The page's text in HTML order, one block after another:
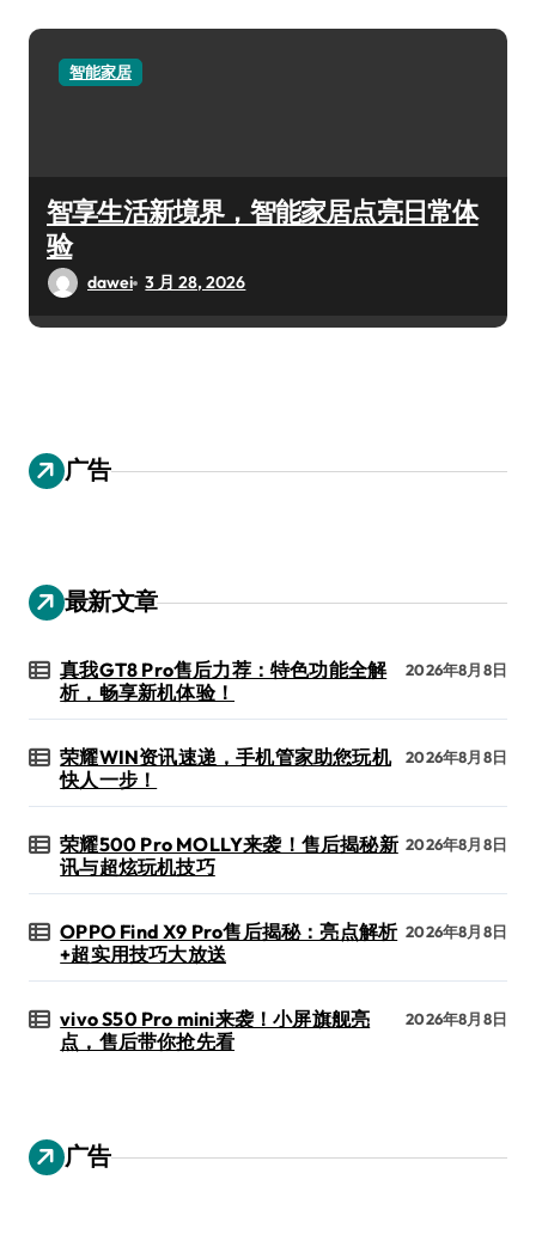
智能家居
智享生活新境界，智能家居点亮日常体
验
dawei 3 月 28, 2026
广告
最新文章
真我GT8 Pro售后力荐：特色功能全解
析，畅享新机体验！
2026年8月8日
荣耀WIN资讯速递，手机管家助您玩机
快人一步！
2026年8月8日
荣耀500 Pro MOLLY来袭！售后揭秘新
讯与超炫玩机技巧
2026年8月8日
OPPO Find X9 Pro售后揭秘：亮点解析
+超实用技巧大放送
2026年8月8日
vivo S50 Pro mini来袭！小屏旗舰亮
点，售后带你抢先看
2026年8月8日
广告